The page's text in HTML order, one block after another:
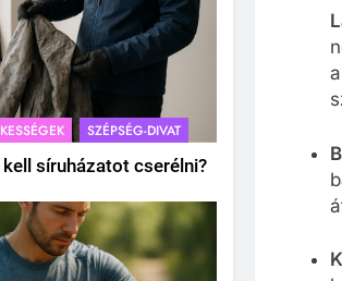
SZÉPSÉG-DIVAT
síruházatot cserélni?